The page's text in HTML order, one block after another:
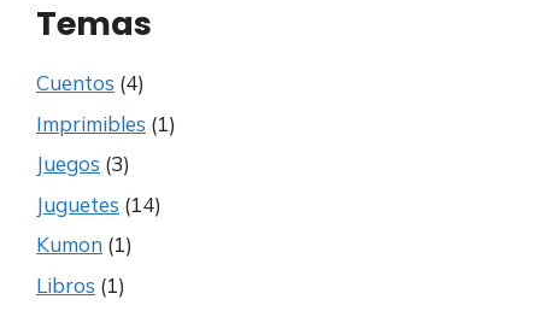
Temas
Cuentos (4)
Imprimibles (1)
Juegos (3)
Juguetes (14)
Kumon (1)
Libros (1)